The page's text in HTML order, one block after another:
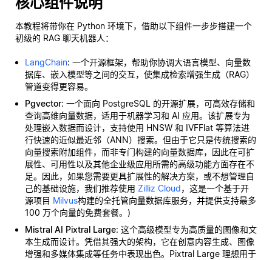
本教程将带你在 Python 环境下，借助以下组件一步步搭建一个
初级的 RAG 聊天机器人：
LangChain: 一个开源框架，帮助你协调大语言模型、向量数
据库、嵌入模型等之间的交互，使集成检索增强生成（RAG）
管道变得更容易。
Pgvector: 一个面向 PostgreSQL 的开源扩展，可高效存储和
查询高维向量数据，适用于机器学习和 AI 应用。该扩展专为
处理嵌入数据而设计，支持使用 HNSW 和 IVFFlat 等算法进
行快速的近似最近邻（ANN）搜索。但由于它只是传统搜索的
向量搜索附加组件，而非专门构建的向量数据库，因此在可扩
展性、可用性以及其他企业级应用所需的高级功能方面存在不
足。因此，如果您需要更具扩展性的解决方案，或不想管理自
己的基础设施，我们推荐使用 Zilliz Cloud，这是一个基于开
源项目 Milvus构建的全托管向量数据库服务，并提供支持最多
100 万个向量的免费套餐。)
Mistral AI Pixtral Large: 这个高级模型专为高质量的图像和文
本生成而设计。凭借其强大的架构，它在创意内容生成、图像
增强和多媒体集成等任务中表现出色。Pixtral Large 理想用于